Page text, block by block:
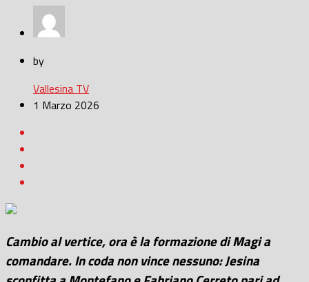
by
Vallesina TV
1 Marzo 2026
Cambio al vertice, ora è la formazione di Magi a
comandare. In coda non vince nessuno: Jesina